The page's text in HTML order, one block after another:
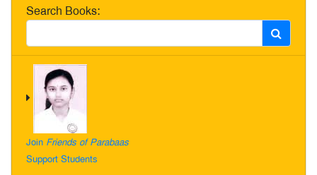
Search Books:
Join Friends of Parabaas
Support Students